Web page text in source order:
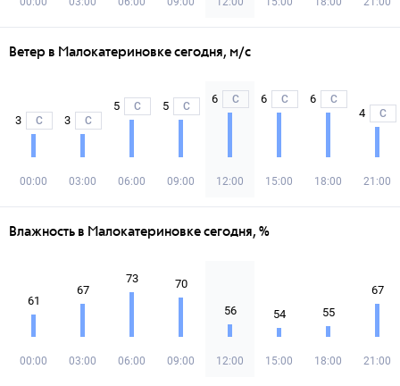
Ветер в Малокатериновке сегодня, м/с
3 С
00:00
3 С
03:00
5 С
06:00
5 С
09:00
6 С
12:00
6 С
15:00
6 С
18:00
4 С
21:00
Влажность в Малокатериновке сегодня, %
61
00:00
67
03:00
73
06:00
70
09:00
56
12:00
54
15:00
55
18:00
67
21:00